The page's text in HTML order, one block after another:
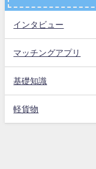
インタビュー
マッチングアプリ
基礎知識
軽貨物